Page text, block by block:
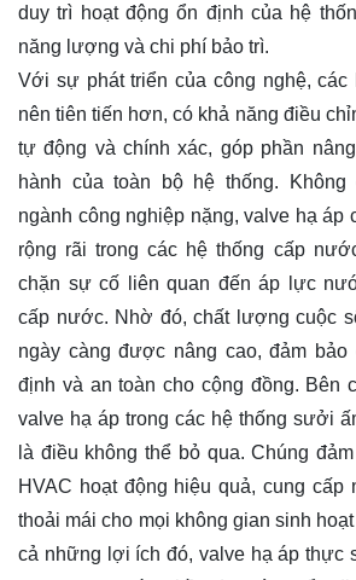
duy trì hoạt động ổn định của hệ
năng lượng và chi phí bảo trì.
Với sự phát triển của công nghệ, các
nên tiên tiến hơn, có khả năng điều
tự động và chính xác, góp phần
hành của toàn bộ hệ thống.
ngành công nghiệp nặng, valve hạ áp
rộng rãi trong các hệ thống cấp
chặn sự cố liên quan đến áp lực
cấp nước. Nhờ đó, chất lượng cuộc
ngày càng được nâng cao, đảm
định và an toàn cho cộng đồng. Bên
valve hạ áp trong các hệ thống sưởi
là điều không thể bỏ qua. Chúng
HVAC hoạt động hiệu quả, cung cấp
thoải mái cho mọi không gian sinh
cả những lợi ích đó, valve hạ áp thực